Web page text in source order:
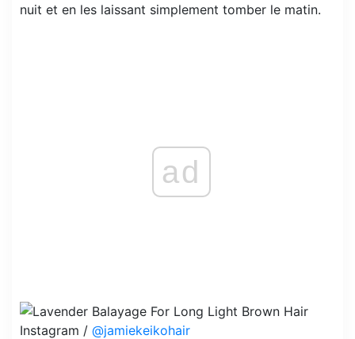
nuit et en les laissant simplement tomber le matin.
ad
Instagram / @jamiekeikohair